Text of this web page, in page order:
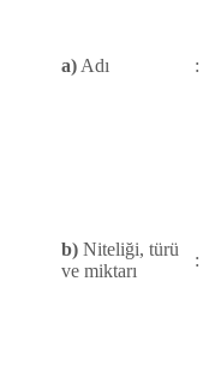
a) Adı :
b) Niteliği, türü
ve miktarı
: